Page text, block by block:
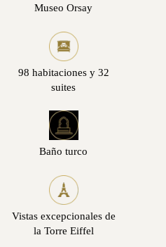
Museo Orsay
98 habitaciones y 32
suites
Baño turco
Vistas excepcionales de
la Torre Eiffel